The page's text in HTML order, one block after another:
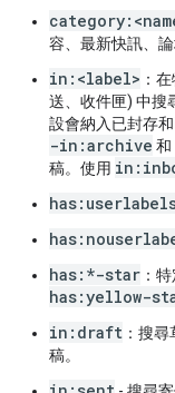
容、最新快訊、
in:<label> ：
送、收件匣) 中搜
設會納入已封存
-in:archive 和
稿。使用
has:*-star ：
has:yellow-
in:draft ：搜
稿。